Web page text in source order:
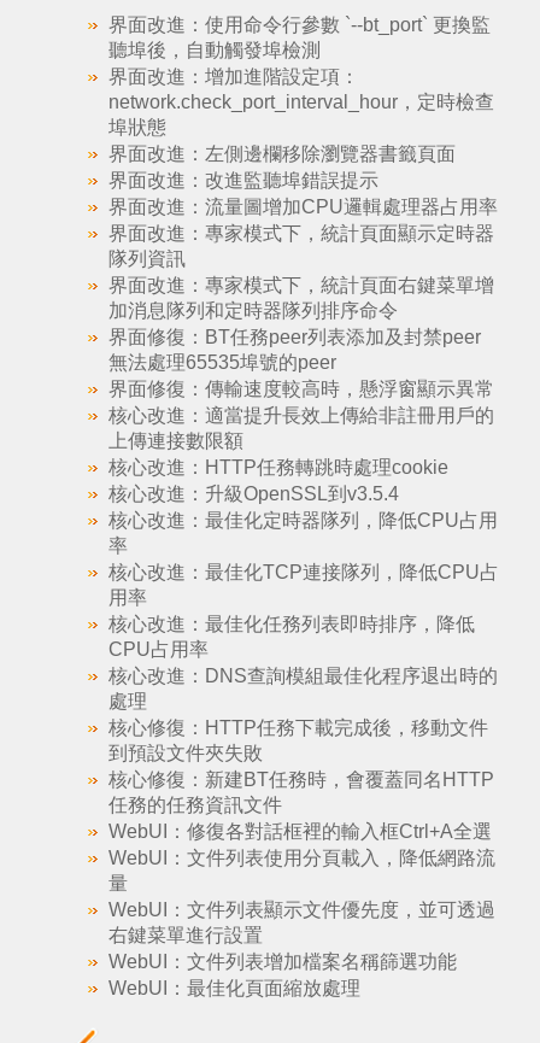
界面改進：使用命令行參數 `--bt_port` 更換監
聽埠後，自動觸發埠檢測
界面改進：增加進階設定項：
network.check_port_interval_hour，定時檢查
埠狀態
界面改進：左側邊欄移除瀏覽器書籤頁面
界面改進：改進監聽埠錯誤提示
界面改進：流量圖增加CPU邏輯處理器占用率
界面改進：專家模式下，統計頁面顯示定時器
隊列資訊
界面改進：專家模式下，統計頁面右鍵菜單增
加消息隊列和定時器隊列排序命令
界面修復：BT任務peer列表添加及封禁peer
無法處理65535埠號的peer
界面修復：傳輸速度較高時，懸浮窗顯示異常
核心改進：適當提升長效上傳給非註冊用戶的
上傳連接數限額
核心改進：HTTP任務轉跳時處理cookie
核心改進：升級OpenSSL到v3.5.4
核心改進：最佳化定時器隊列，降低CPU占用
率
核心改進：最佳化TCP連接隊列，降低CPU占
用率
核心改進：最佳化任務列表即時排序，降低
CPU占用率
核心改進：DNS查詢模組最佳化程序退出時的
處理
核心修復：HTTP任務下載完成後，移動文件
到預設文件夾失敗
核心修復：新建BT任務時，會覆蓋同名HTTP
任務的任務資訊文件
WebUI：修復各對話框裡的輸入框Ctrl+A全選
WebUI：文件列表使用分頁載入，降低網路流
量
WebUI：文件列表顯示文件優先度，並可透過
右鍵菜單進行設置
WebUI：文件列表增加檔案名稱篩選功能
WebUI：最佳化頁面縮放處理